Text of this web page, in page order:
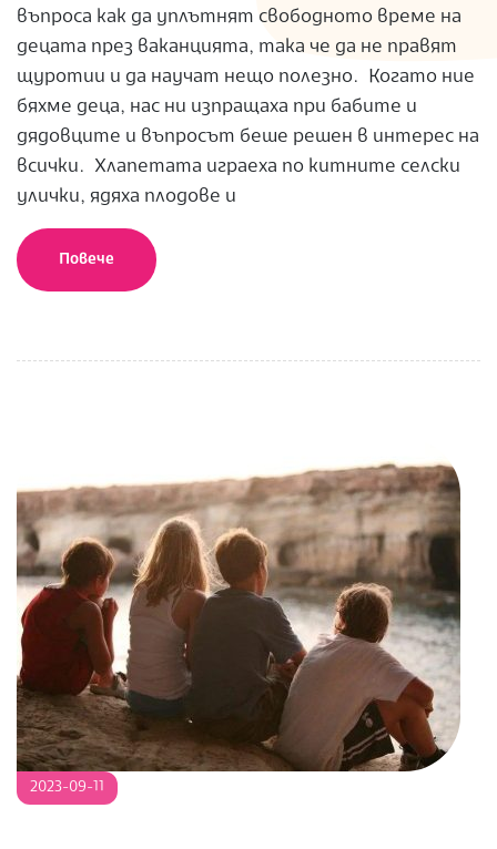
въпроса как да уплътнят свободното време на
децата през ваканцията, така че да не правят
щуротии и да научат нещо полезно. Когато ние
бяхме деца, нас ни изпращаха при бабите и
дядовците и въпросът беше решен в интерес на
всички. Хлапетата играеха по китните селски
улички, ядяха плодове и
Повече
2023-
09-
2023-09-11